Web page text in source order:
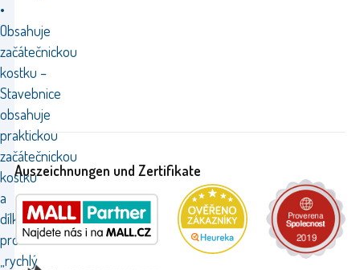
•
Obsahuje
začátečnickou
kostku –
Stavebnice
obsahuje
praktickou
začátečnickou
kostku
a
dílky
pro
„rychlý
Auszeichnungen und Zertifikate